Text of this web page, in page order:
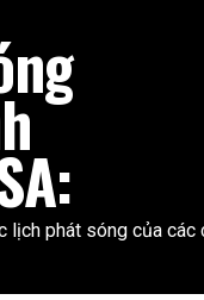
lịch phát sóng của các